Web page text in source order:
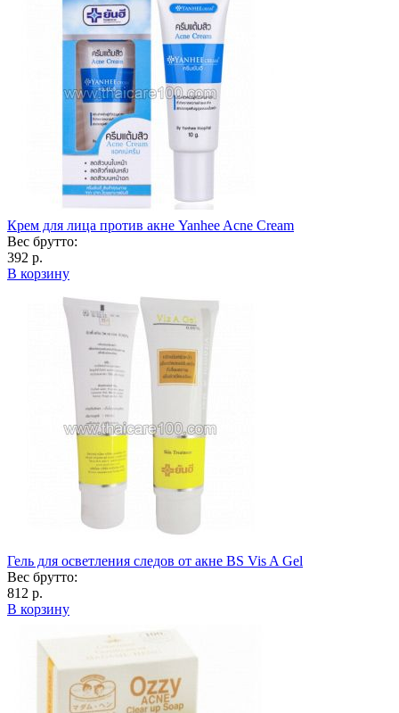
Крем для лица против акне Yanhee Acne Cream
Вес брутто:
392 р.
В корзину
Гель для осветления следов от акне BS Vis A Gel
Вес брутто:
812 р.
В корзину